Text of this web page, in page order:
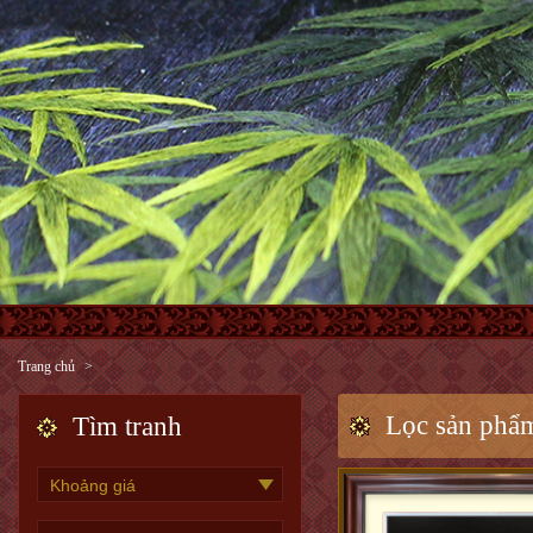
Trang chủ
Tìm tranh Lọc sản